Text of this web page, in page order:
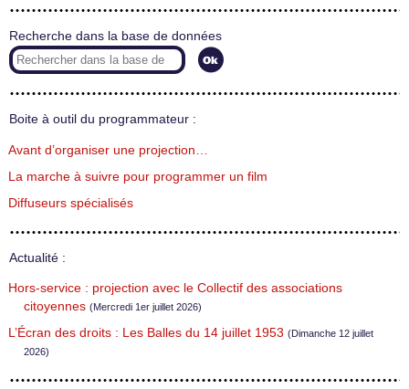
Recherche dans la base de données
Boite à outil du programmateur :
Avant d’organiser une projection…
La marche à suivre pour programmer un film
Diffuseurs spécialisés
Actualité :
Hors-service : projection avec le Collectif des associations
citoyennes (Mercredi 1er juillet 2026)
L’Écran des droits : Les Balles du 14 juillet 1953 (Dimanche 12 juillet
2026)